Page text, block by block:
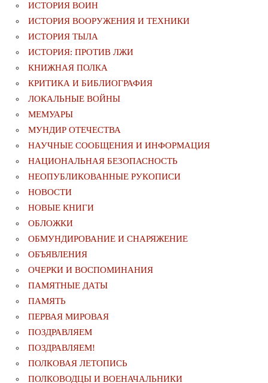
ИСТОРИЯ ВОИН
ИСТОРИЯ ВООРУЖЕНИЯ И ТЕХНИКИ
ИСТОРИЯ ТЫЛА
ИСТОРИЯ: ПРОТИВ ЛЖИ
КНИЖНАЯ ПОЛКА
КРИТИКА И БИБЛИОГРАФИЯ
ЛОКАЛЬНЫЕ ВОЙНЫ
МЕМУАРЫ
МУНДИР ОТЕЧЕСТВА
НАУЧНЫЕ СООБЩЕНИЯ И ИНФОРМАЦИЯ
НАЦИОНАЛЬНАЯ БЕЗОПАСНОСТЬ
НЕОПУБЛИКОВАННЫЕ РУКОПИСИ
НОВОСТИ
НОВЫЕ КНИГИ
ОБЛОЖКИ
ОБМУНДИРОВАНИЕ И СНАРЯЖЕНИЕ
ОБЪЯВЛЕНИЯ
ОЧЕРКИ И ВОСПОМИНАНИЯ
ПАМЯТНЫЕ ДАТЫ
ПАМЯТЬ
ПЕРВАЯ МИРОВАЯ
ПОЗДРАВЛЯЕМ
ПОЗДРАВЛЯЕМ!
ПОЛКОВАЯ ЛЕТОПИСЬ
ПОЛКОВОДЦЫ И ВОЕНАЧАЛЬНИКИ